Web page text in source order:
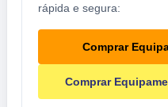
rápida e segura:
Comprar
Comprar